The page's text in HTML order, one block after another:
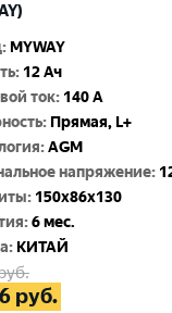
: MYWAY
: 12 Ач
ток: 140 A
: Прямая, L+
:AGM
напряжение:
: 150x86x130
:6 мес.
: КИТАЙ
руб.